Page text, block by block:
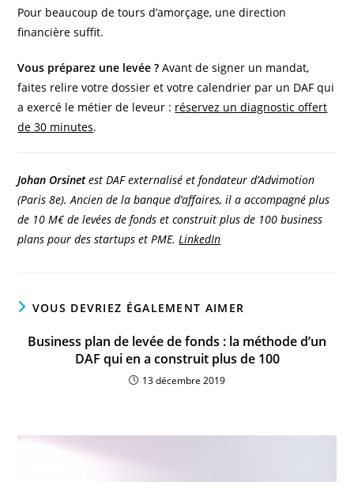
Pour beaucoup de tours d’amorçage, une direction
financière suffit.
Vous préparez une levée ? Avant de signer un mandat,
faites relire votre dossier et votre calendrier par un DAF qui
a exercé le métier de leveur : réservez un diagnostic offert
de 30 minutes.
Johan Orsinetest DAF externalisé et fondateur d’Advimotion
(Paris 8e). Ancien de la banque d’affaires, il a accompagné plus
de 10 M€ de levées de fonds et construit plus de 100 business
plans pour des startups et PME. LinkedIn
VOUS DEVRIEZ ÉGALEMENT AIMER
Business plan de levée de fonds : la méthode d’un
DAF qui en a construit plus de 100
13 décembre 2019